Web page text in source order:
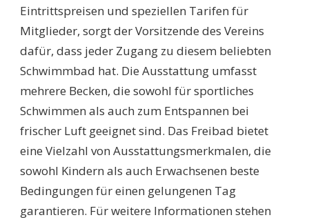
Eintrittspreisen und speziellen Tarifen für
Mitglieder, sorgt der Vorsitzende des Vereins
dafür, dass jeder Zugang zu diesem beliebten
Schwimmbad hat. Die Ausstattung umfasst
mehrere Becken, die sowohl für sportliches
Schwimmen als auch zum Entspannen bei
frischer Luft geeignet sind. Das Freibad bietet
eine Vielzahl von Ausstattungsmerkmalen, die
sowohl Kindern als auch Erwachsenen beste
Bedingungen für einen gelungenen Tag
garantieren. Für weitere Informationen stehen